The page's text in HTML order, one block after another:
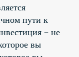
пути к
– не
вы